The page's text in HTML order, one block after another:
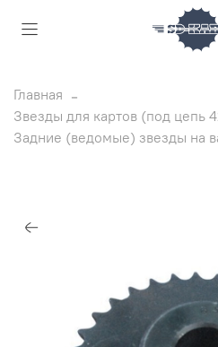
Главная
Звезды для картов (под цепь
Задние (ведомые) звезды на